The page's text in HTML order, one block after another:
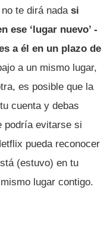
te dirá nada si
ese ‘lugar nuevo’ -
a él en un plazo de
a un mismo lugar,
es posible que la
cuenta y debas
podría evitarse si
pueda reconocer
(estuvo) en tu
lugar contigo.